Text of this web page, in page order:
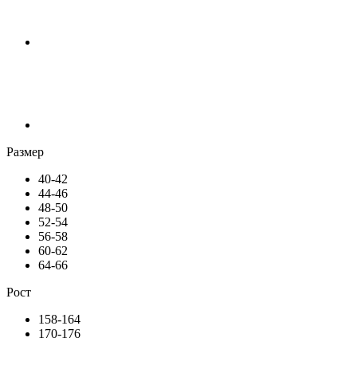
Размер
40-42
44-46
48-50
52-54
56-58
60-62
64-66
Рост
158-164
170-176